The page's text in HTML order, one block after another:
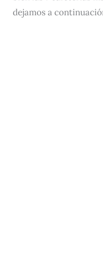
dejamos a